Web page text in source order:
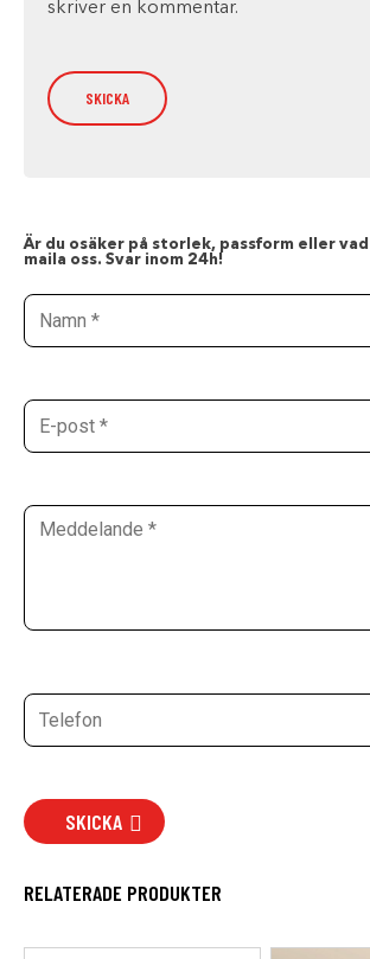
skriver en kommentar.
Är du osäker på storlek, passform eller
maila oss. Svar inom 24h!
SKICKA
RELATERADE PRODUKTER